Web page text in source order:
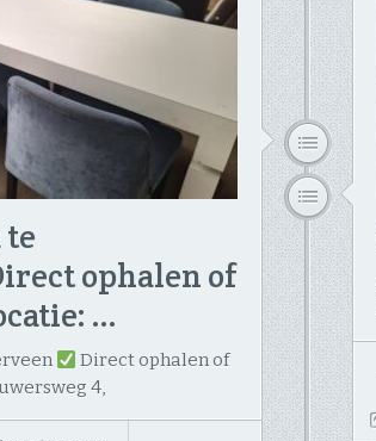
ophalen of
…
Direct ophalen of
4,